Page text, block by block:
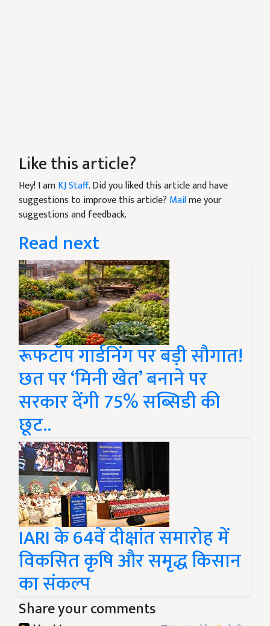
Like this article?
Hey! I amKJ Staff. Did you liked this article and have
suggestions to improve this article? Mailme your
suggestions and feedback.
Read next
रूफटॉप गार्डनिंग पर बड़ी सौगात!
छत पर ‘मिनी खेत’ बनाने पर
सरकार देंगी 75% सब्सिडी की
छूट..
IARI के 64वें दीक्षांत समारोह में
विकसित कृषि और समृद्ध किसान
का संकल्प
Share your comments